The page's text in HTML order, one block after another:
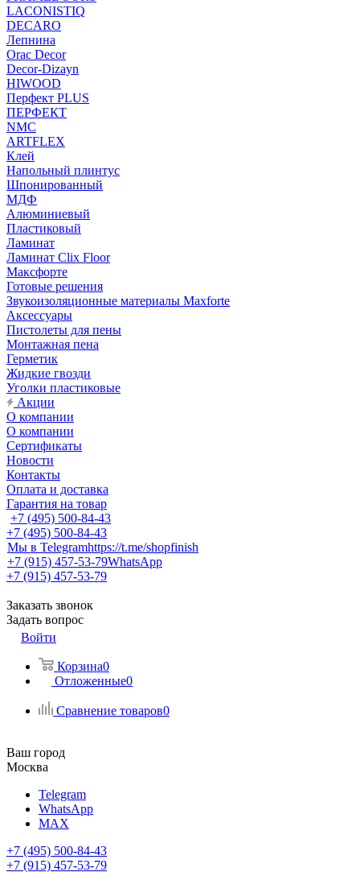
LACONISTIQ
DECARO
Лепнина
Orac Decor
Decor-Dizayn
HIWOOD
Перфект PLUS
ПЕРФЕКТ
NMC
ARTFLEX
Клей
Напольный плинтус
Шпонированный
МДФ
Алюминиевый
Пластиковый
Ламинат
Ламинат Clix Floor
Максфорте
Готовые решения
Звукоизоляционные материалы Maxforte
Аксессуары
Пистолеты для пены
Монтажная пена
Герметик
Жидкие гвозди
Уголки пластиковые
Акции
О компании
О компании
Сертификаты
Новости
Контакты
Оплата и доставка
Гарантия на товар
+7 (495) 500-84-43
+7 (495) 500-84-43
Мы в Telegramhttps://t.me/shopfinish
+7 (915) 457-53-79WhatsApp
+7 (915) 457-53-79
Заказать звонок
Задать вопрос
Войти
Корзина0
Отложенные0
Сравнение товаров0
Ваш город
Москва
Telegram
WhatsApp
MAX
+7 (495) 500-84-43
+7 (915) 457-53-79